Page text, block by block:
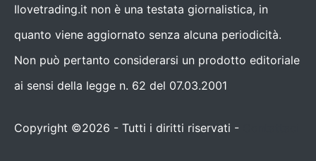
Ilovetrading.it non è una testata giornalistica, in
quanto viene aggiornato senza alcuna periodicità.
Non può pertanto considerarsi un prodotto editoriale
ai sensi della legge n. 62 del 07.03.2001
Copyright ©2026 - Tutti i diritti riservati -